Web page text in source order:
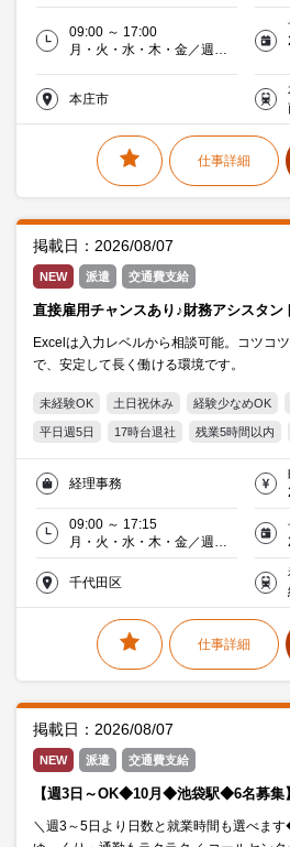
09:00 ～ 17:00
月・火・水・木・金／週５
本庄市
仕事詳細
掲載日：2026/08/07
NEW 派遣 交通費支給
直接雇用チャンスあり♪財務アシスタン
Excelは入力レベルから相談可能。コツコ
で、安定して長く働ける環境です。
未経験OK 土日祝休み 経験少なめOK
平日週5日 17時台退社 残業5時間以内
服装・髪型自由 交通費支給 Excel 簿
ミドル(40代)活躍中 エルダー(50代)活躍中
メーカー・商社
経理事務
09:00 ～ 17:15
月・火・水・木・金／週５
日
千代田区
仕事詳細
掲載日：2026/08/07
NEW 派遣 交通費支給
【週3日～OK◆10月◆池袋駅◆6名募集
＼週3～5日より日数と就業時間も選べま